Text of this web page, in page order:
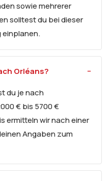
sowie mehrerer
solltest du bei dieser
einplanen.
Orléans?
du je nach
€ bis 5700 €
ermitteln wir nach einer
Angaben zum